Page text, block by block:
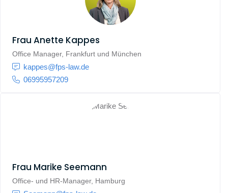
Frau Anette Kappes
Office Manager, Frankfurt und München
kappes@fps-law.de
06995957209
Frau Marike Seemann
Office- und HR-Manager, Hamburg